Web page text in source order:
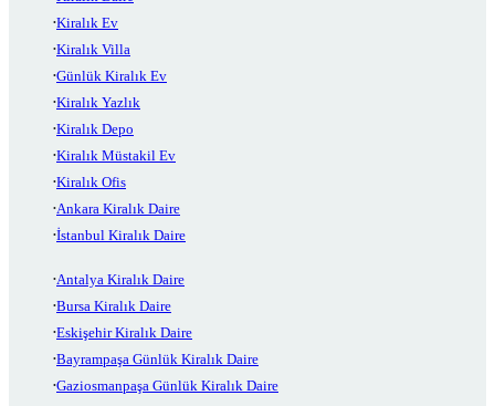
Kiralık Ev
Kiralık Villa
Günlük Kiralık Ev
Kiralık Yazlık
Kiralık Depo
Kiralık Müstakil Ev
Kiralık Ofis
Ankara Kiralık Daire
İstanbul Kiralık Daire
Antalya Kiralık Daire
Bursa Kiralık Daire
Eskişehir Kiralık Daire
Bayrampaşa Günlük Kiralık Daire
Gaziosmanpaşa Günlük Kiralık Daire